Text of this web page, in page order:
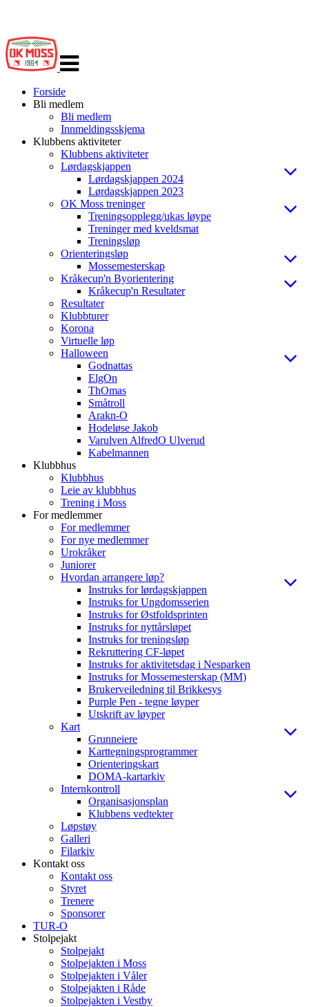
navigasjon
Forside
Bli medlem
Bli medlem
Innmeldingsskjema
Klubbens aktiviteter
Klubbens aktiviteter
Lørdagskjappen
Lørdagskjappen 2024
Lørdagskjappen 2023
OK Moss treninger
Treningsopplegg/ukas løype
Treninger med kveldsmat
Treningsløp
Orienteringsløp
Mossemesterskap
Kråkecup'n Byorientering
Kråkecup'n Resultater
Resultater
Klubbturer
Korona
Virtuelle løp
Halloween
Godnattas
ElgOn
ThOmas
Småtroll
Arakn-O
Hodeløse Jakob
Varulven AlfredO Ulverud
Kabelmannen
Klubbhus
Klubbhus
Leie av klubbhus
Trening i Moss
For medlemmer
For medlemmer
For nye medlemmer
Urokråker
Juniorer
Hvordan arrangere løp?
Instruks for lørdagskjappen
Instruks for Ungdomsserien
Instruks for Østfoldsprinten
Instruks for nyttårsløpet
Instruks for treningsløp
Rekruttering CF-løpet
Instruks for aktivitetsdag i Nesparken
Instruks for Mossemesterskap (MM)
Brukerveiledning til Brikkesys
Purple Pen - tegne løyper
Utskrift av løyper
Kart
Grunneiere
Karttegningsprogrammer
Orienteringskart
DOMA-kartarkiv
Internkontroll
Organisasjonsplan
Klubbens vedtekter
Løpstøy
Galleri
Filarkiv
Kontakt oss
Kontakt oss
Styret
Trenere
Sponsorer
TUR-O
Stolpejakt
Stolpejakt
Stolpejakten i Moss
Stolpejakten i Våler
Stolpejakten i Råde
Stolpejakten i Vestby